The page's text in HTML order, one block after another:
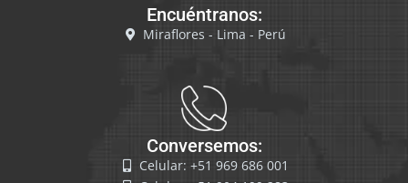
Encuéntranos:
Miraflores - Lima - Perú
Conversemos:
Celular: +51 969 686 001